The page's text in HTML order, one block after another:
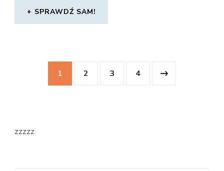
SPRAWDŹ SAM!
1 2 3 4
zzzzz